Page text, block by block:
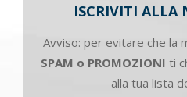
ISCRIVITI ALLA
Avviso: per evitare che la
SPAM o PROMOZIONI ti
alla tua lista